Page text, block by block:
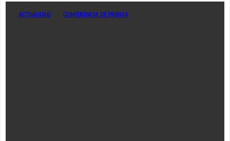
ACTUALIDAD CONFERENCIA DE PRENSA